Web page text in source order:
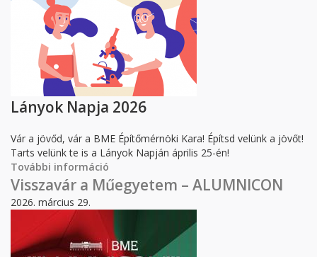
Lányok Napja 2026
Vár a jövőd, vár a BME Építőmérnöki Kara! Építsd velünk a jövőt!
Tarts velünk te is a Lányok Napján április 25-én!
További információ
kapcsolatosan
Visszavár a Műegyetem – ALUMNICON
2026. március 29.